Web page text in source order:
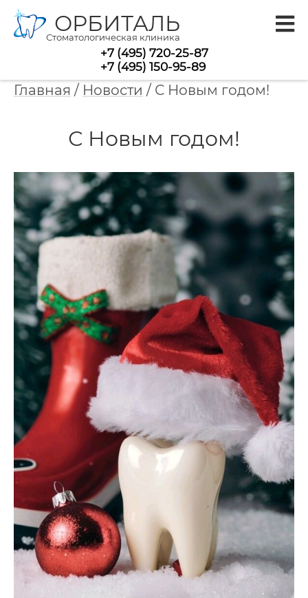
ОРБИТАЛЬ
Стоматологическая клиника
+7 (495) 720-25-87
+7 (495) 150-95-89
Главная / Новости / С Новым годом!
С Новым годом!